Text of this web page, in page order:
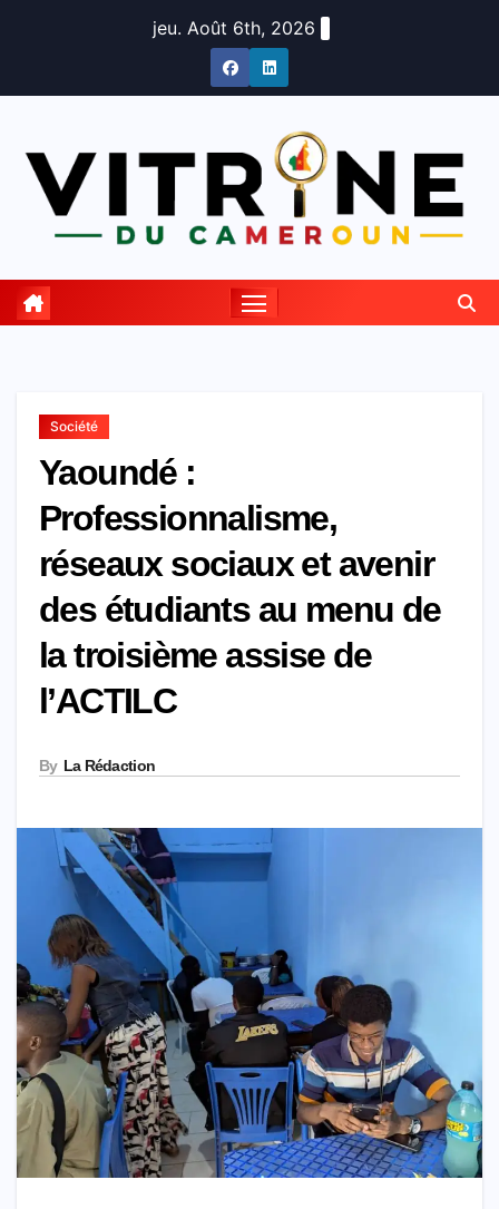
jeu. Août 6th, 2026
Société
Yaoundé :
Professionnalisme,
réseaux sociaux et avenir
des étudiants au menu de
la troisième assise de
l’ACTILC
By La Rédaction